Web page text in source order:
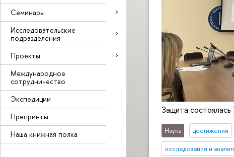
Семинары
Исследовательские
подразделения
Проекты
Международное
сотрудничество
Экспедиции
Препринты
Наша книжная полка
Защита состоялась
Наука достижения
исследования и